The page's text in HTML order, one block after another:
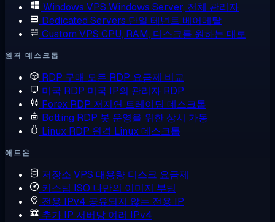
Windows VPS Windows Server, 전체 관리자
Dedicated Servers 단일 테넌트 베어메탈
Custom VPS CPU, RAM, 디스크를 원하는 대로
원격 데스크톱
RDP 구매 모든 RDP 요금제 비교
미국 RDP 미국 IP의 관리자 RDP
Forex RDP 저지연 트레이딩 데스크톱
Botting RDP 봇 운영을 위한 상시 가동
Linux RDP 원격 Linux 데스크톱
애드온
저장소 VPS 대용량 디스크 요금제
커스텀 ISO 나만의 이미지 부팅
전용 IPv4 공유되지 않는 전용 IP
추가 IP 서버당 여러 IPv4